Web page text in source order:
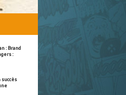
: Brand
:
succès